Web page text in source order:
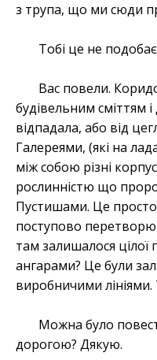
з трупа, що ми сюди
Тобі це не
Вас повели.
будівельним сміттям
відпадала, або від
Галереями, (які на
між собою різні
рослинністю що
Пустишами. Це
поступово
там залишалося цілої
ангарами? Це були
виробничими лініями.
Можна було
дорогою? Дякую.